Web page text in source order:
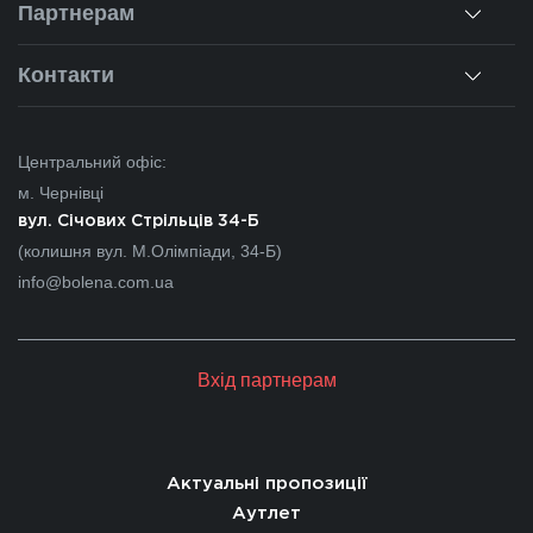
Ремонт вікон
Калькулятор
Питання-відповіді
Новини
Партнерам
Для дилерів
Для партнерів
Контакти
Івано-Франківськ
Львів
Закарпаття
Центральний офіс:
м. Чернівці
вул. Січових Стрільців 34-Б
(колишня вул. М.Олімпіади, 34-Б)
info@bolena.com.ua
Вхід партнерам
Актуальні пропозиції
Аутлет